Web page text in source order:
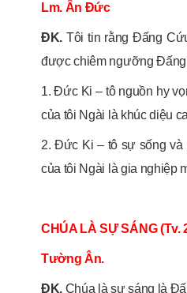
Lm. Ân Đức
ĐK. Tôi tin rằng Đấng
được chiêm ngưỡng Đấng
1. Đức Ki – tô nguồn hy
của tôi Ngài là khúc diệu
2. Đức Ki – tô sự sống và
của tôi Ngài là gia nghiệp
CHÚA LÀ SỰ SÁNG (Tv.
Tường Ân.
ĐK. Chúa là sự sáng là